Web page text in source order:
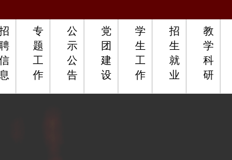
教
学
科
研
招
生
就
业
学
生
工
作
党
团
建
设
公
示
公
告
专
题
工
作